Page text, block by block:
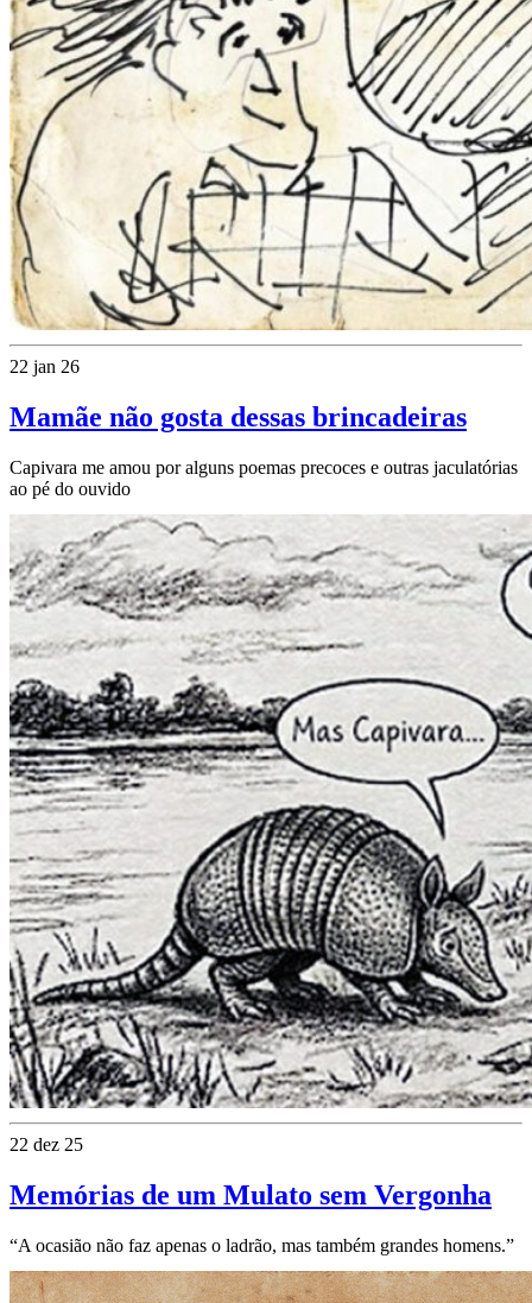
22 jan 26
Mamãe não gosta dessas brincadeiras
Capivara me amou por alguns poemas precoces e outras jaculatórias
ao pé do ouvido
22 dez 25
Memórias de um Mulato sem Vergonha
“A ocasião não faz apenas o ladrão, mas também grandes homens.”